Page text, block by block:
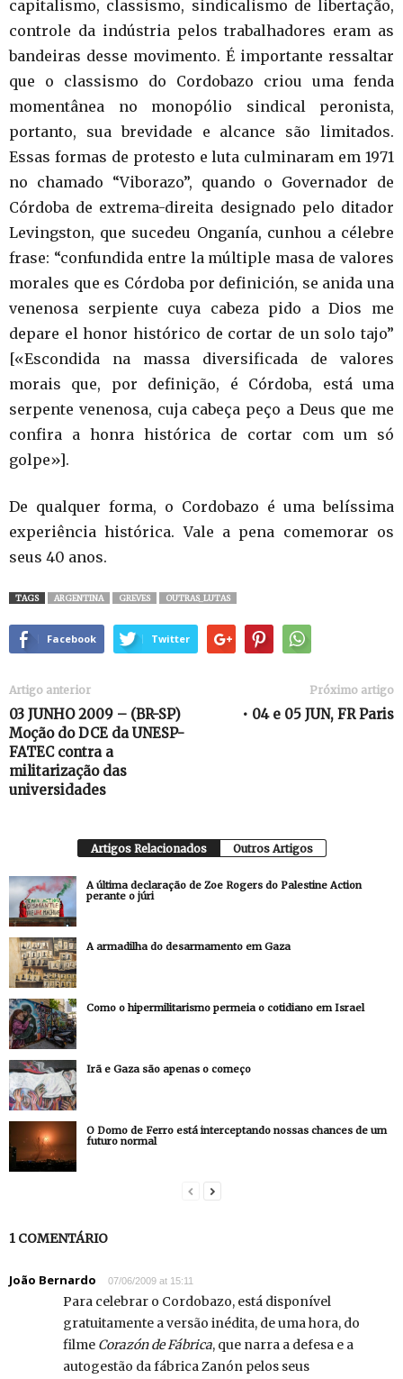
capitalismo, classismo, sindicalismo de libertação,
controle da indústria pelos trabalhadores eram as
bandeiras desse movimento. É importante ressaltar
que o classismo do Cordobazo criou uma fenda
momentânea no monopólio sindical peronista,
portanto, sua brevidade e alcance são limitados.
Essas formas de protesto e luta culminaram em 1971
no chamado “Viborazo”, quando o Governador de
Córdoba de extrema-direita designado pelo ditador
Levingston, que sucedeu Onganía, cunhou a célebre
frase: “confundida entre la múltiple masa de valores
morales que es Córdoba por definición, se anida una
venenosa serpiente cuya cabeza pido a Dios me
depare el honor histórico de cortar de un solo tajo”
[«Escondida na massa diversificada de valores
morais que, por definição, é Córdoba, está uma
serpente venenosa, cuja cabeça peço a Deus que me
confira a honra histórica de cortar com um só
golpe»].
De qualquer forma, o Cordobazo é uma belíssima
experiência histórica. Vale a pena comemorar os
seus 40 anos.
TAGS ARGENTINA GREVES OUTRAS_LUTAS
Facebook Twitter
Artigo anterior
03 JUNHO 2009 – (BR-SP)
Moção do DCE da UNESP-
FATEC contra a
militarização das
universidades
Próximo artigo
• 04 e 05 JUN, FR Paris
Artigos Relacionados Outros Artigos
A última declaração de Zoe Rogers do Palestine Action
perante o júri
A armadilha do desarmamento em Gaza
Como o hipermilitarismo permeia o cotidiano em Israel
Irã e Gaza são apenas o começo
O Domo de Ferro está interceptando nossas chances de um
futuro normal
1 COMENTÁRIO
João Bernardo 07/06/2009 at 15:11
Para celebrar o Cordobazo, está disponível
gratuitamente a versão inédita, de uma hora, do
filme Corazón de Fábrica, que narra a defesa e a
autogestão da fábrica Zanón pelos seus